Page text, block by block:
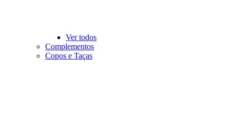
Ver todos
Complementos
Copos e Taças